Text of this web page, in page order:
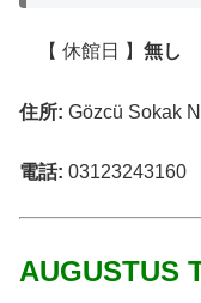
【 休館日 】 無し
住所: Gözcü Sokak
電話: 03123243160
AUGUSTUS